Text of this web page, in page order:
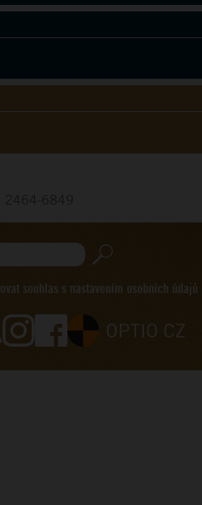
souhlas s nastavením osobních údajů